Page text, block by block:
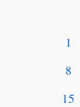
1
8
15